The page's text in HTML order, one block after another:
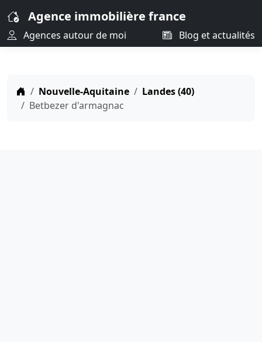
Agence immobilière france
Agences autour de moi Blog et actualités
Nouvelle-Aquitaine
Landes (40)
Betbezer d'armagnac